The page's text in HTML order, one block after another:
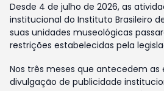
Desde 4 de julho de 2026, as
institucional do Instituto Brasileiro
suas unidades museológicas
restrições estabelecidas pela
Nos três meses que antecedem as
divulgação de publicidade